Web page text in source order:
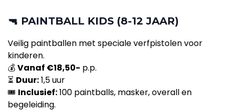
🔫 PAINTBALL KIDS (8-12 JAAR)
Veilig paintballen met speciale verfpistolen voor
kinderen.
💰Vanaf €18,50- p.p.
⏳ Duur:1,5 uur
🎟 Inclusief:100 paintballs, masker, overall en
begeleiding.